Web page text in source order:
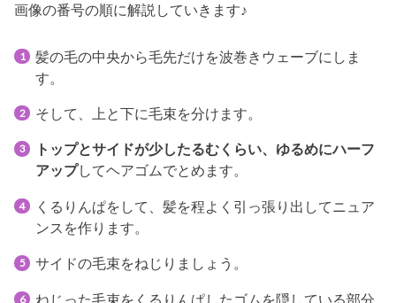
画像の番号の順に解説していきます♪
髪の毛の中央から毛先だけを波巻きウェーブにしま
す。
そして、上と下に毛束を分けます。
トップとサイドが少したるむくらい、ゆるめにハーフ
アップしてヘアゴムでとめます。
くるりんぱをして、髪を程よく引っ張り出してニュア
ンスを作ります。
サイドの毛束をねじりましょう。
ねじった毛束をくるりんぱしたゴムを隠している部分